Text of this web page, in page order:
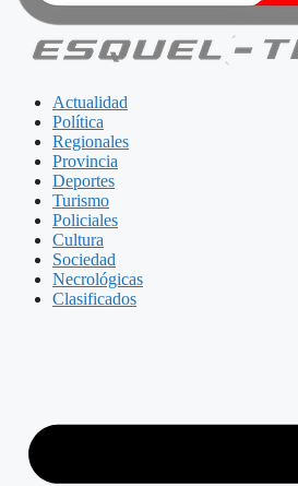
Actualidad
Política
Regionales
Provincia
Deportes
Turismo
Policiales
Cultura
Sociedad
Necrológicas
Clasificados